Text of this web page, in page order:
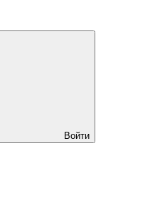
Войти